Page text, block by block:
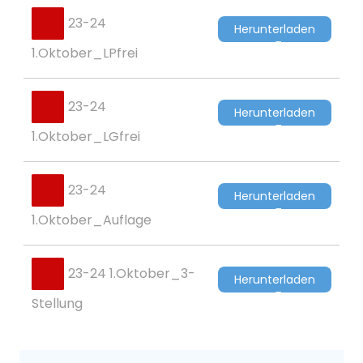
23-24
1.Oktober_LPfrei
Herunterladen
23-24
1.Oktober_LGfrei
Herunterladen
23-24
1.Oktober_Auflage
Herunterladen
23-24 1.Oktober_3-
Stellung
Herunterladen